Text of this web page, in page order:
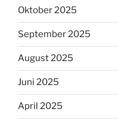
Oktober 2025
September 2025
August 2025
Juni 2025
April 2025